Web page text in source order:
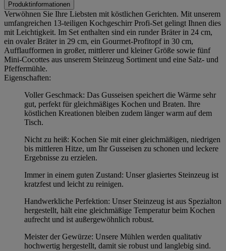
Produktinformationen
Verwöhnen Sie Ihre Liebsten mit köstlichen Gerichten. Mit unserem
umfangreichen 13-teiligen Kochgeschirr Profi-Set gelingt Ihnen dies
mit Leichtigkeit. Im Set enthalten sind ein runder Bräter in 24 cm,
ein ovaler Bräter in 29 cm, ein Gourmet-Profitopf in 30 cm,
Aufflaufformen in großer, mittlerer und kleiner Größe sowie fünf
Mini-Cocottes aus unserem Steinzeug Sortiment und eine Salz- und
Pfeffermühle.
Eigenschaften:
Voller Geschmack: Das Gusseisen speichert die Wärme sehr
gut, perfekt für gleichmäßiges Kochen und Braten. Ihre
köstlichen Kreationen bleiben zudem länger warm auf dem
Tisch.
Nicht zu heiß: Kochen Sie mit einer gleichmäßigen, niedrigen
bis mittleren Hitze, um Ihr Gusseisen zu schonen und leckere
Ergebnisse zu erzielen.
Immer in einem guten Zustand: Unser glasiertes Steinzeug ist
kratzfest und leicht zu reinigen.
Handwerkliche Perfektion: Unser Steinzeug ist aus Spezialton
hergestellt, hält eine gleichmäßige Temperatur beim Kochen
aufrecht und ist außergewöhnlich robust.
Meister der Gewürze: Unsere Mühlen werden qualitativ
hochwertig hergestellt, damit sie robust und langlebig sind.